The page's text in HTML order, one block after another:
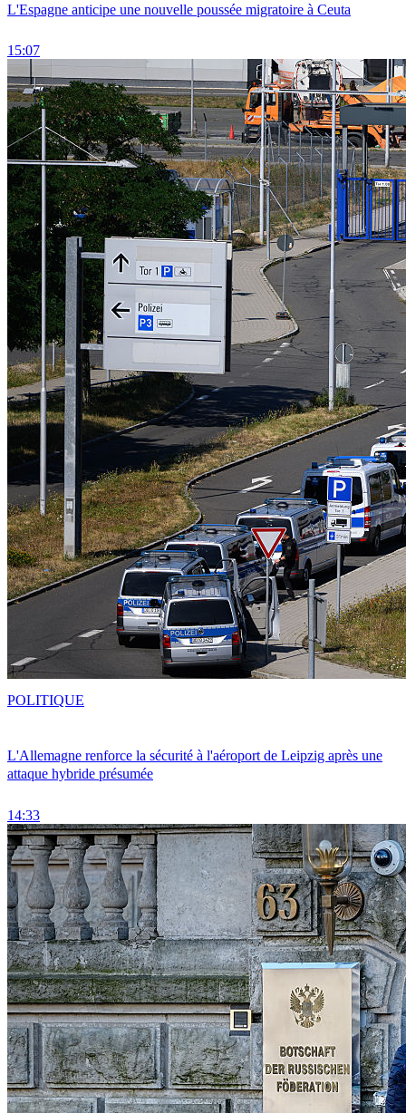
L'Espagne anticipe une nouvelle poussée migratoire à Ceuta
15:07
L'Allemagne renforce la sécurité à l'aéroport de Leipzig après une
attaque hybride présumée
14:33
POLITIQUE